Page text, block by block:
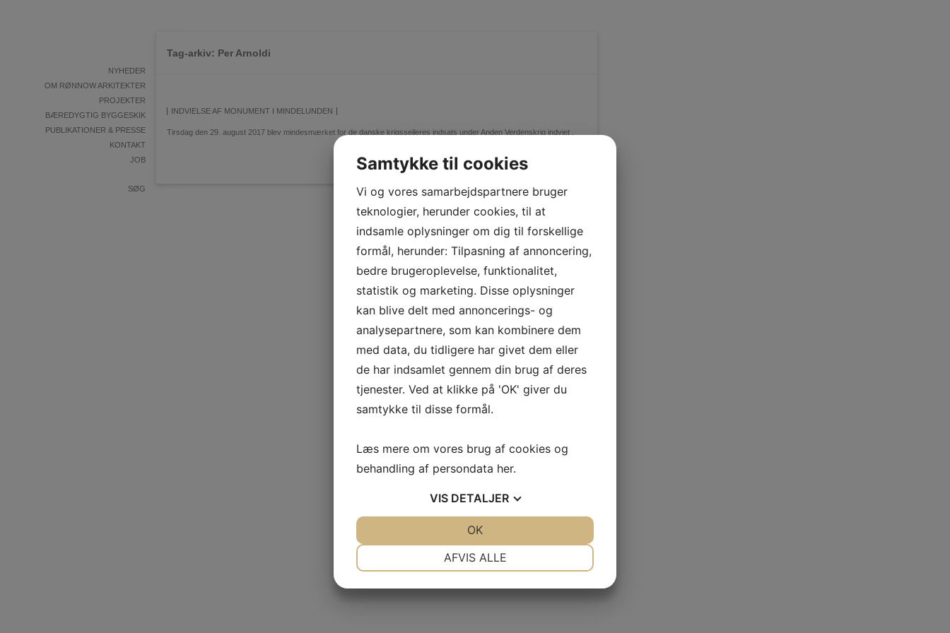
Tag-arkiv: Per Arnoldi
INDVIELSE AF MONUMENT I MINDELUNDEN
Tirsdag den 29. august 2017 blev mindesmærket for de danske krigssejleres indsats under Anden Verdenskrig indviet
NYHEDER
OM RØNNOW ARKITEKTER
PROJEKTER
BÆREDYGTIG BYGGESKIK
PUBLIKATIONER & PRESSE
KONTAKT
JOB
SØG
Samtykke til cookies
Vi og vores samarbejdspartnere bruger
teknologier, herunder cookies, til at
indsamle oplysninger om dig til forskellige
formål, herunder: Tilpasning af annoncering,
bedre brugeroplevelse, funktionalitet,
statistik og marketing. Disse oplysninger
kan blive delt med annoncerings- og
analysepartnere, som kan kombinere dem
med data, du tidligere har givet dem eller
de har indsamlet gennem din brug af deres
tjenester. Ved at klikke på 'OK' giver du
samtykke til disse formål.
Læs mere om vores brug af cookies og
behandling af persondata her.
VIS DETALJER
AFVIS ALLE
OK